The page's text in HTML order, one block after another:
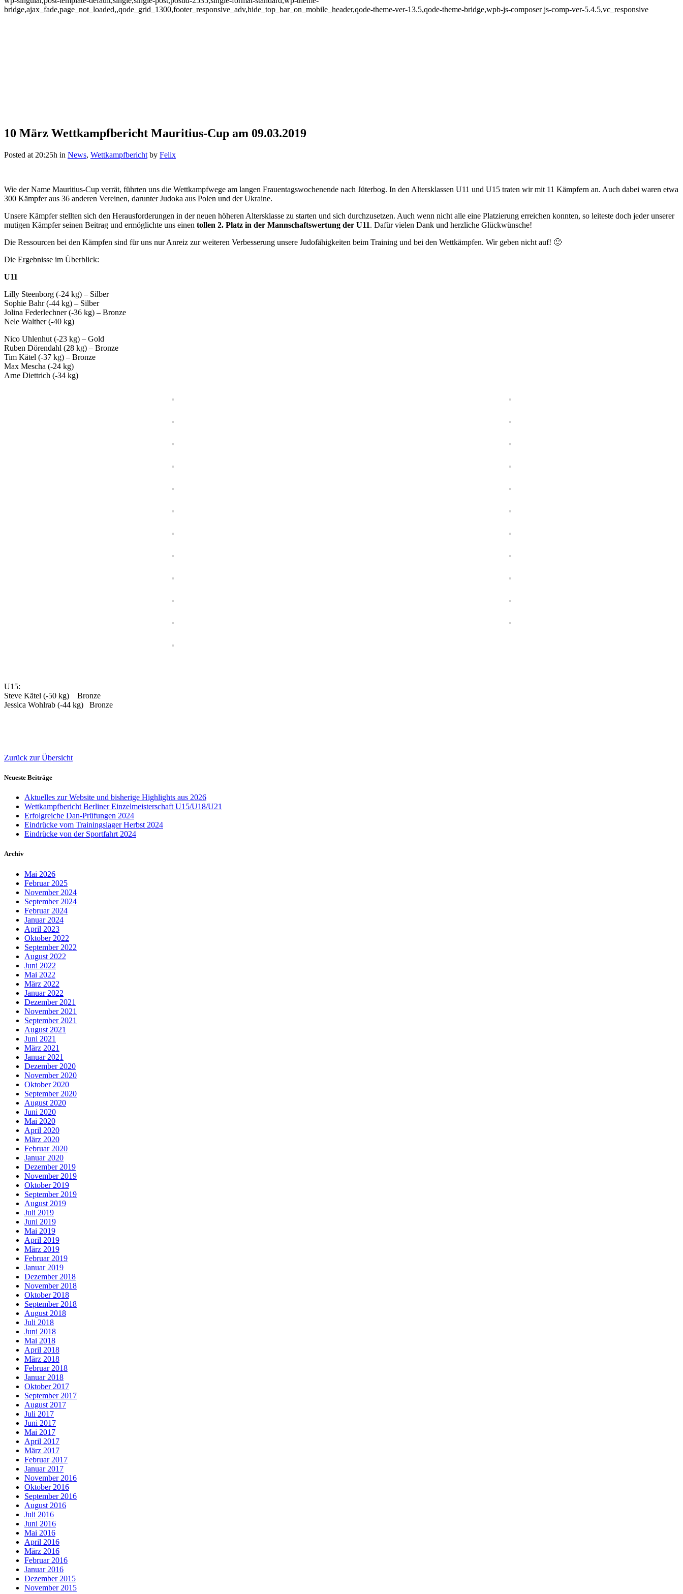
bridge,ajax_fade,page_not_loaded,,qode_grid_1300,footer_responsive_adv,hide_top_bar_on_mobile_header,qode-theme-ver-13.5,qode-theme-bridge,wpb-js-composer js-comp-ver-5.4.5,vc_responsive
Wettkampfbericht Mauritius-Cup am 09.03.2019
10 März Wettkampfbericht Mauritius-Cup am 09.03.2019
Posted at 20:25h in News, Wettkampfbericht by Felix
Wie der Name Mauritius-Cup verrät, führten uns die Wettkampfwege am langen Frauentagswochenende nach Jüterbog. In den Altersklassen U11 und U15 traten wir mit 11 Kämpfern an. Auch dabei waren etwa
300 Kämpfer aus 36 anderen Vereinen, darunter Judoka aus Polen und der Ukraine.
Unsere Kämpfer stellten sich den Herausforderungen in der neuen höheren Altersklasse zu starten und sich durchzusetzen. Auch wenn nicht alle eine Platzierung erreichen konnten, so leiteste doch jeder unserer
mutigen Kämpfer seinen Beitrag und ermöglichte uns einen tollen 2. Platz in der Mannschaftswertung der U11. Dafür vielen Dank und herzliche Glückwünsche!
Die Ressourcen bei den Kämpfen sind für uns nur Anreiz zur weiteren Verbesserung unsere Judofähigkeiten beim Training und bei den Wettkämpfen. Wir geben nicht auf! 🙂
Die Ergebnisse im Überblick:
U11
Lilly Steenborg (-24 kg) – Silber
Sophie Bahr (-44 kg) – Silber
Jolina Federlechner (-36 kg) – Bronze
Nele Walther (-40 kg)
Nico Uhlenhut (-23 kg) – Gold
Ruben Dörendahl (28 kg) – Bronze
Tim Kätel (-37 kg) – Bronze
Max Mescha (-24 kg)
Arne Diettrich (-34 kg)
U15:
Steve Kätel (-50 kg) Bronze
Jessica Wohlrab (-44 kg) Bronze
Zurück zur Übersicht
Neueste Beiträge
Aktuelles zur Website und bisherige Highlights aus 2026
Wettkampfbericht Berliner Einzelmeisterschaft U15/U18/U21
Erfolgreiche Dan-Prüfungen 2024
Eindrücke vom Trainingslager Herbst 2024
Eindrücke von der Sportfahrt 2024
Archiv
Mai 2026
Februar 2025
November 2024
September 2024
Februar 2024
Januar 2024
April 2023
Oktober 2022
September 2022
August 2022
Juni 2022
Mai 2022
März 2022
Januar 2022
Dezember 2021
November 2021
September 2021
August 2021
Juni 2021
März 2021
Januar 2021
Dezember 2020
November 2020
Oktober 2020
September 2020
August 2020
Juni 2020
Mai 2020
April 2020
März 2020
Februar 2020
Januar 2020
Dezember 2019
November 2019
Oktober 2019
September 2019
August 2019
Juli 2019
Juni 2019
Mai 2019
April 2019
März 2019
Februar 2019
Januar 2019
Dezember 2018
November 2018
Oktober 2018
September 2018
August 2018
Juli 2018
Juni 2018
Mai 2018
April 2018
März 2018
Februar 2018
Januar 2018
Oktober 2017
September 2017
August 2017
Juli 2017
Juni 2017
Mai 2017
April 2017
März 2017
Februar 2017
Januar 2017
November 2016
Oktober 2016
September 2016
August 2016
Juli 2016
Juni 2016
Mai 2016
April 2016
März 2016
Februar 2016
Januar 2016
Dezember 2015
November 2015